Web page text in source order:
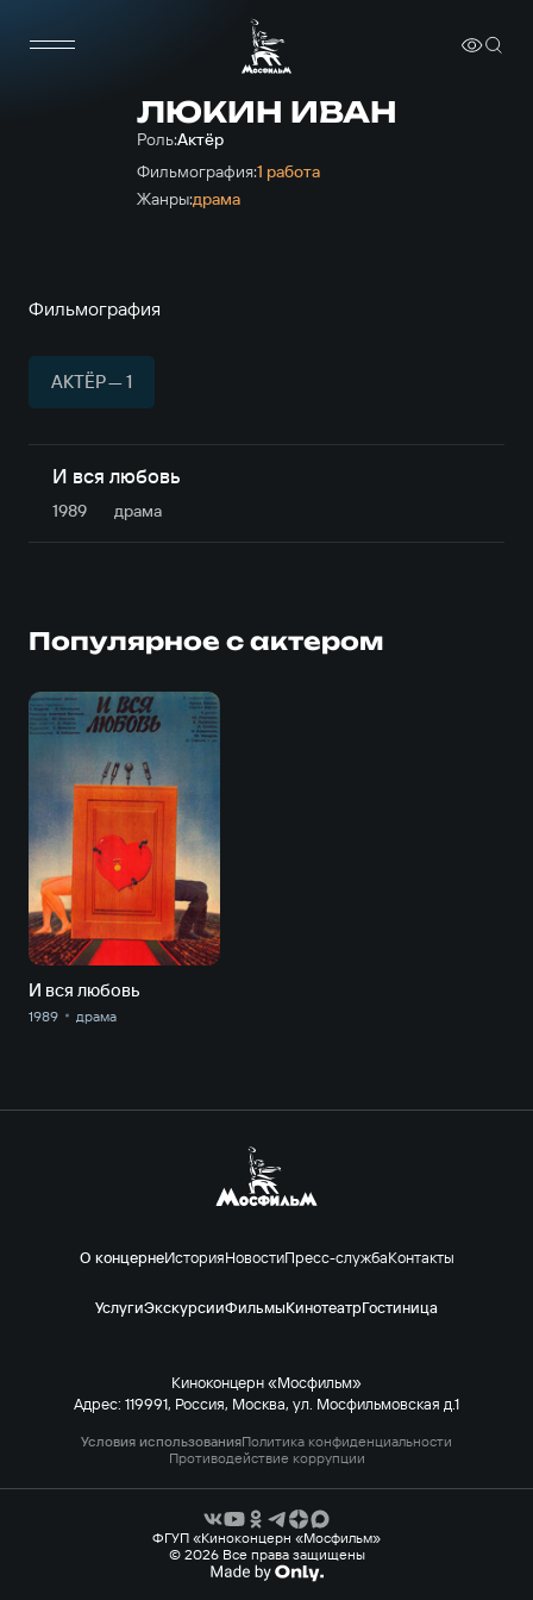
ЛЮКИН ИВАН
Роль:Актёр
Фильмография:1 работа
Жанры:драма
Фильмография
АКТЁР — 1
И вся любовь
1989 драма
Популярное с актером
И вся любовь
1989 драма
О концернеИсторияНовостиПресс-службаКонтакты
УслугиЭкскурсииФильмыКинотеатрГостиница
Киноконцерн «Мосфильм»
Адрес: 119991, Россия, Москва, ул. Мосфильмовская д.1
Условия использованияПолитика конфиденциальности
Противодействие коррупции
ФГУП «Киноконцерн «Мосфильм»
© 2026 Все права защищены